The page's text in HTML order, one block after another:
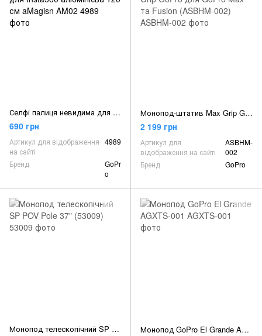
Селфі палиця невидима для Insta360 алюмінієва 120 см aMagisn AM02
690 грн
Артикул для відображення
на сайті
4989
Бренд
GoPr
o
Монопод-штатив Max Grip GoPro для GoPro Max та Fusion (ASBHM-002)
2 199 грн
Артикул для
відображення на сайті
ASBHM-
002
Бренд
GoPro
Монопод телескопічний SP POV Pole 37" (53009) Монопод GoPro El Grande AGXTS-001